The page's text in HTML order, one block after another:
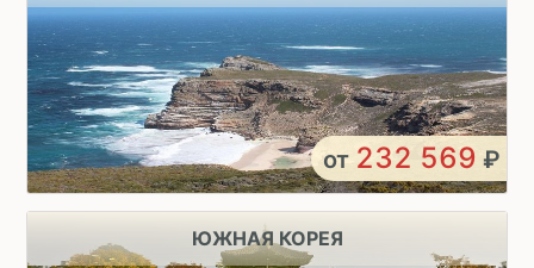
от 232 569 ₽
ЮЖНАЯ КОРЕЯ